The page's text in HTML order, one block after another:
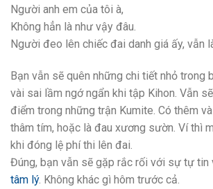
Người anh em của tôi à,
Không hẳn là như vậy đâu.
Người đeo lên chiếc đai danh giá ấy, vẫn
Bạn vẫn sẽ quên những chi tiết nhỏ trong
vài sai lầm ngớ ngẩn khi tập Kihon. Vẫn
điểm trong những trận Kumite. Có thêm
thâm tím, hoặc là đau xương sườn. Ví thì
khi đóng lệ phí thi lên đai.
Đúng, bạn vẫn sẽ gặp rắc rối với sự tự tin
tâm lý. Không khác gì hôm trước cả.